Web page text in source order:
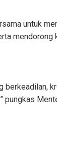
untuk
mendorong
pungkas